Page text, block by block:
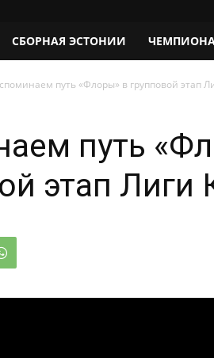
СБОРНАЯ ЭСТОНИИ
путь «Флоры» в групповой этап
путь
этап